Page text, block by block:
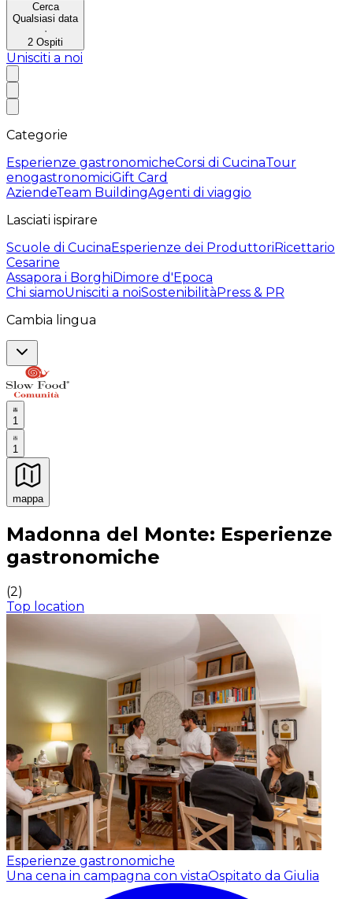
Cerca
Qualsiasi data
·
2 Ospiti
Unisciti a noi
Categorie
Esperienze gastronomicheCorsi di CucinaTour
enogastronomiciGift Card
AziendeTeam BuildingAgenti di viaggio
Lasciati ispirare
Scuole di CucinaEsperienze dei ProduttoriRicettario
Cesarine
Assapora i BorghiDimore d'Epoca
Chi siamoUnisciti a noiSostenibilitàPress & PR
Cambia lingua
1
1
mappa
Esperienze culinarie indimenticabili: Esperienze
Madonna del Monte: Esperienze
gastronomiche
(2)
Top location
Esperienze gastronomiche
Una cena in campagna con vistaOspitato da Giulia